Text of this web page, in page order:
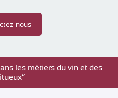
nous
les métiers du vin et des